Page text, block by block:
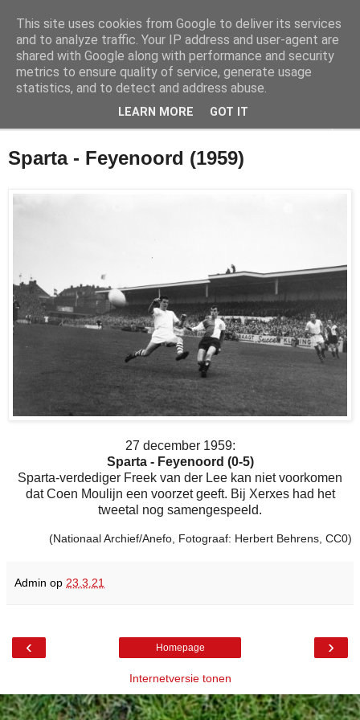
Feyenoord in beeld
De geschiedenis van Feyenoord in foto's
Sparta - Feyenoord (1959)
27 december 1959:
Sparta - Feyenoord (0-5)
Sparta-verdediger Freek van der Lee kan niet voorkomen
dat Coen Moulijn een voorzet geeft. Bij Xerxes had het
tweetal nog samengespeeld.
(Nationaal Archief/Anefo, Fotograaf: Herbert Behrens, CC0)
Admin op 23.3.21
‹ ›
Homepage
Internetversie tonen
This site uses cookies from Google to deliver its services
and to analyze traffic. Your IP address and user-agent are
shared with Google along with performance and security
metrics to ensure quality of service, generate usage
statistics, and to detect and address abuse.
LEARN MORE GOT IT